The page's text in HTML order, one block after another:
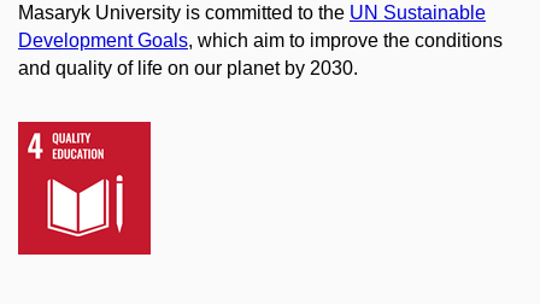
Masaryk University is committed to the UN Sustainable
Development Goals, which aim to improve the conditions
and quality of life on our planet by 2030.